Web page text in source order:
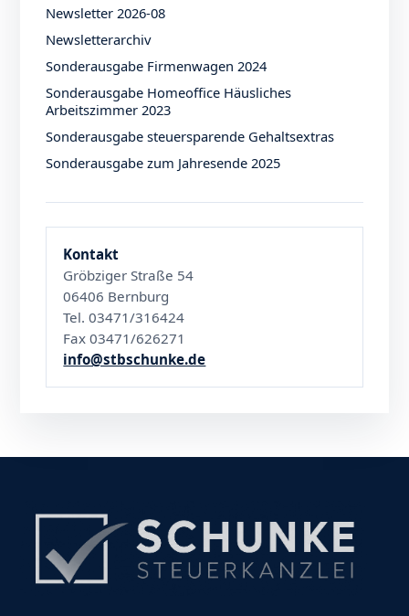
Newsletter 2026-08
Newsletterarchiv
Sonderausgabe Firmenwagen 2024
Sonderausgabe Homeoffice Häusliches
Arbeitszimmer 2023
Sonderausgabe steuersparende Gehaltsextras
Sonderausgabe zum Jahresende 2025
Kontakt
Gröbziger Straße 54
06406 Bernburg
Tel. 03471/316424
Fax 03471/626271
info@stbschunke.de